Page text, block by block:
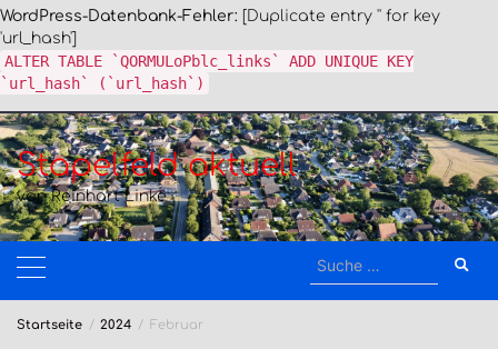
WordPress-Datenbank-Fehler: [Duplicate entry '' for key
'url_hash']
ALTER TABLE `QORMULoPblc_links` ADD UNIQUE KEY
`url_hash` (`url_hash`)
Zum
Inhalt
springen
Stapelfeld aktuell
von Reinhart Linke
Suche
nach:
Startseite 2024 Februar